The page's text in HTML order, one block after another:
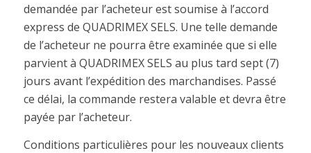
demandée par l’acheteur est soumise à l’accord
express de QUADRIMEX SELS. Une telle demande
de l’acheteur ne pourra être examinée que si elle
parvient à QUADRIMEX SELS au plus tard sept (7)
jours avant l’expédition des marchandises. Passé
ce délai, la commande restera valable et devra être
payée par l’acheteur.
Conditions particulières pour les nouveaux clients